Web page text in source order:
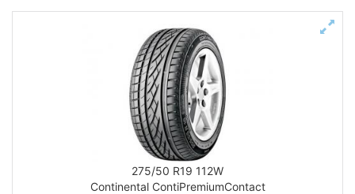
275/50 R19 112W
Continental ContiPremiumContact